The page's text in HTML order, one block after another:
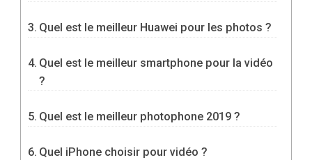
Quel est le meilleur Huawei pour les photos ?
Quel est le meilleur smartphone pour la vidéo
?
Quel est le meilleur photophone 2019 ?
Quel iPhone choisir pour vidéo ?